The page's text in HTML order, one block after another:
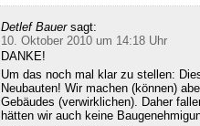
Detlef Bauer sagt:
10. Oktober 2010 um 14:18 Uhr
DANKE!
Um das noch mal klar zu stellen:
Neubauten! Wir machen (können)
Gebäudes (verwirklichen). Daher
hätten wir auch keine